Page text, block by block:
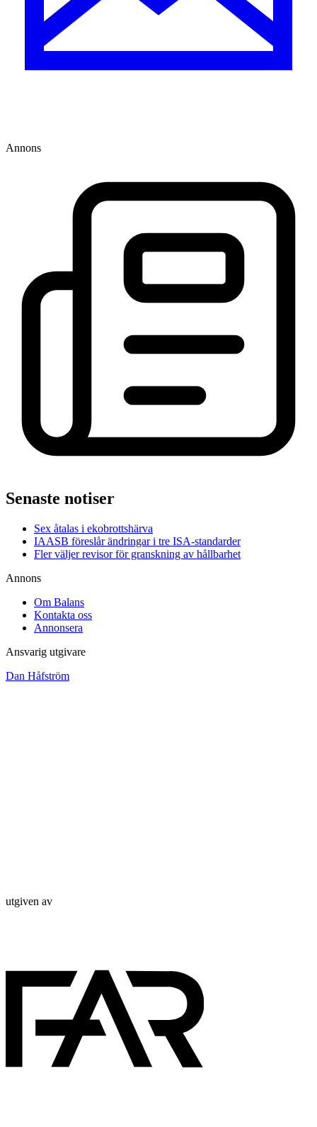
Annons
Senaste notiser
Sex åtalas i ekobrottshärva
IAASB föreslår ändringar i tre ISA-standarder
Fler väljer revisor för granskning av hållbarhet
Annons
Om Balans
Kontakta oss
Annonsera
Ansvarig utgivare
Dan Håfström
utgiven av